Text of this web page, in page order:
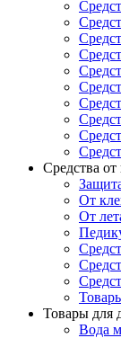
Средства
От
От
Товары для
Вода